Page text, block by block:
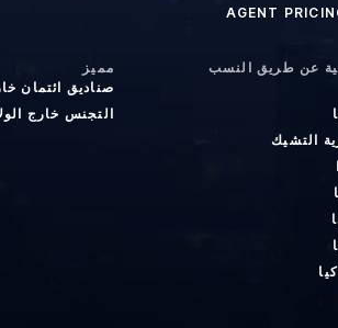
AGENT
عن طريق النسب
التشيك
مميز
صناديق ائتمان
التجنس خارج